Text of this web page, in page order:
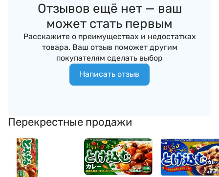
Отзывов ещё нет — ваш
может стать первым
Расскажите о преимуществах и недостатках
товара. Ваш отзыв поможет другим
покупателям сделать выбор
Написать отзыв
Перекрестные продажи